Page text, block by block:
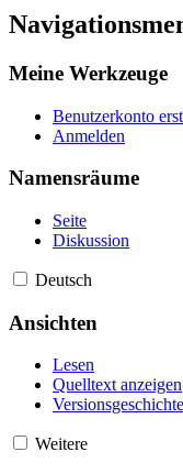
Meine Werkzeuge
Benutzerkonto
Anmelden
Namensräume
Seite
Diskussion
Deutsch
Ansichten
Lesen
Quelltext anzeigen
Versionsgeschichte
Weitere